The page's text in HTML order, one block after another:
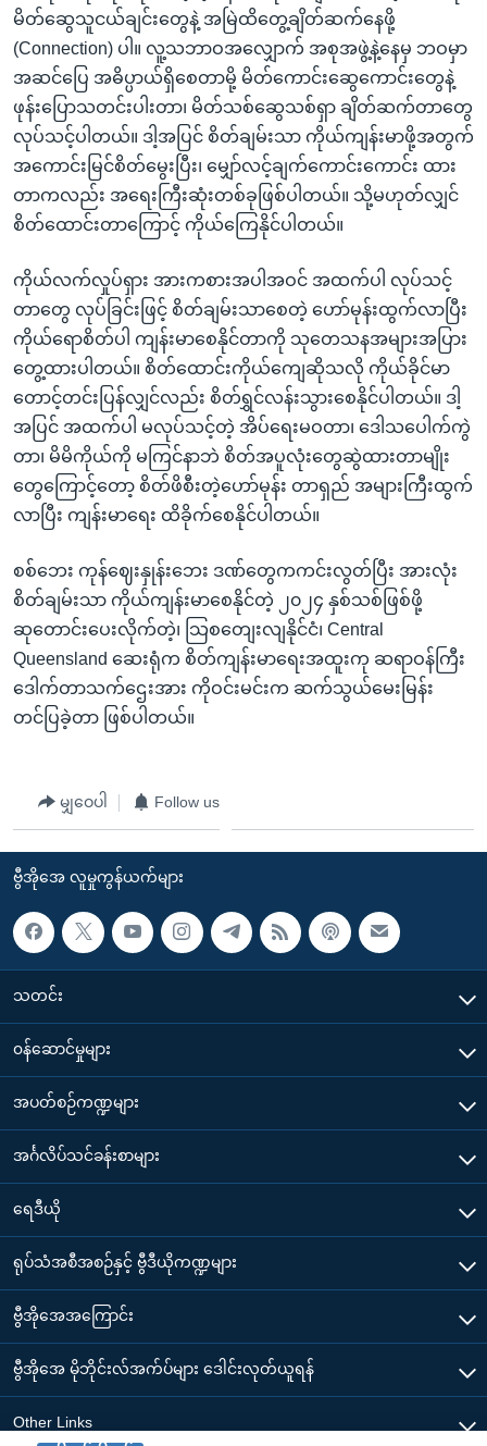
မိတ်ဆွေသူငယ်ချင်းတွေနဲ့ အမြဲထိတွေ့ချိတ်ဆက်နေဖို့
(Connection) ပါ။ လူ့သဘာဝအလျှောက် အစုအဖွဲ့နဲ့နေမှ ဘဝမှာ
အဆင်ပြေ အဓိပ္ပာယ်ရှိစေတာမို့ မိတ်ကောင်းဆွေကောင်းတွေနဲ့
ဖုန်းပြောသတင်းပါးတာ၊ မိတ်သစ်ဆွေသစ်ရှာ ချိတ်ဆက်တာတွေ
လုပ်သင့်ပါတယ်။ ဒါ့အပြင် စိတ်ချမ်းသာ ကိုယ်ကျန်းမာဖို့အတွက်
အကောင်းမြင်စိတ်မွေးပြီး၊ မျှော်လင့်ချက်ကောင်းကောင်း ထား
တာကလည်း အရေးကြီးဆုံးတစ်ခုဖြစ်ပါတယ်။ သို့မဟုတ်လျှင်
စိတ်ထောင်းတာကြောင့် ကိုယ်ကြေနိုင်ပါတယ်။
ကိုယ်လက်လှုပ်ရှား အားကစားအပါအဝင် အထက်ပါ လုပ်သင့်
တာတွေ လုပ်ခြင်းဖြင့် စိတ်ချမ်းသာစေတဲ့ ဟော်မုန်းထွက်လာပြီး
ကိုယ်ရောစိတ်ပါ ကျန်းမာစေနိုင်တာကို သုတေသနအများအပြား
တွေ့ထားပါတယ်။ စိတ်ထောင်းကိုယ်ကျေဆိုသလို ကိုယ်ခိုင်မာ
တောင့်တင်းပြန်လျှင်လည်း စိတ်ရွှင်လန်းသွားစေနိုင်ပါတယ်။ ဒါ့
အပြင် အထက်ပါ မလုပ်သင့်တဲ့ အိပ်ရေးမဝတာ၊ ဒေါသပေါက်ကွဲ
တာ၊ မိမိကိုယ်ကို မကြင်နာဘဲ စိတ်အပူလုံးတွေဆွဲထားတာမျိုး
တွေကြောင့်တော့ စိတ်ဖိစီးတဲ့ဟော်မုန်း တာရှည် အများကြီးထွက်
လာပြီး ကျန်းမာရေး ထိခိုက်စေနိုင်ပါတယ်။
စစ်ဘေး ကုန်ဈေးနှုန်းဘေး ဒဏ်တွေကကင်းလွတ်ပြီး အားလုံး
စိတ်ချမ်းသာ ကိုယ်ကျန်းမာစေနိုင်တဲ့ ၂၀၂၄ နှစ်သစ်ဖြစ်ဖို့
ဆုတောင်းပေးလိုက်တဲ့၊ သြစတျေးလျနိုင်ငံ၊ Central
Queensland ဆေးရုံက စိတ်ကျန်းမာရေးအထူးကု ဆရာဝန်ကြီး
ဒေါက်တာသက်ဌေးအား ကိုဝင်းမင်းက ဆက်သွယ်မေးမြန်း
တင်ပြခဲ့တာ ဖြစ်ပါတယ်။
မျှဝေပါ Follow us
ဗွီအိုအေ လူမှုကွန်ယက်များ
သတင်း
၀န်ဆောင်မှုများ
အပတ်စဉ်ကဏ္ဍများ
အင်္ဂလိပ်သင်ခန်းစာများ
ရေဒီယို
ရုပ်သံအစီအစဉ်နှင့် ဗွီဒီယိုကဏ္ဍများ
ဗွီအိုအေအကြောင်း
ဗွီအိုအေ မိုဘိုင်းလ်အက်ပ်များ ဒေါင်းလုတ်ယူရန်
Other Links